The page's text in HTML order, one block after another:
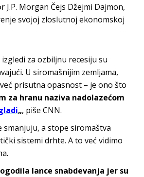
J.P. Morgan Čejs Džejmi Dajmon,
svojoj zloslutnoj ekonomskoj
za ozbiljnu recesiju su
U siromašnijim zemljama,
prisutna opasnost – je ono što
za hranu naziva nadolazećom
„, piše CNN.
smanjuju, a stope siromaštva
sistemi drhte. A to već vidimo
lance snabdevanja jer su